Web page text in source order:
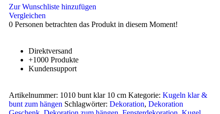
Zur Wunschliste hinzufügen
Vergleichen
0 Personen betrachten das Produkt in diesem Moment!
Direktversand
+1000 Produkte
Kundensupport
Artikelnummer: 1010 bunt klar 10 cm Kategorie: Kugeln klar &
bunt zum hängen Schlagwörter: Dekoration, Dekoration